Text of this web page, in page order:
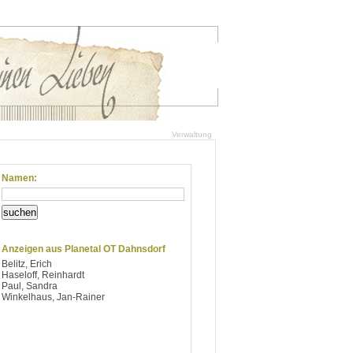
Verwaltung
Namen:
suchen
Anzeigen aus Planetal OT Dahnsdorf
Belitz, Erich
Haseloff, Reinhardt
Paul, Sandra
Winkelhaus, Jan-Rainer